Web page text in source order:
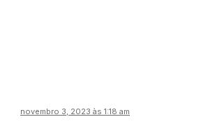
novembro 3, 2023 às 1:18 am